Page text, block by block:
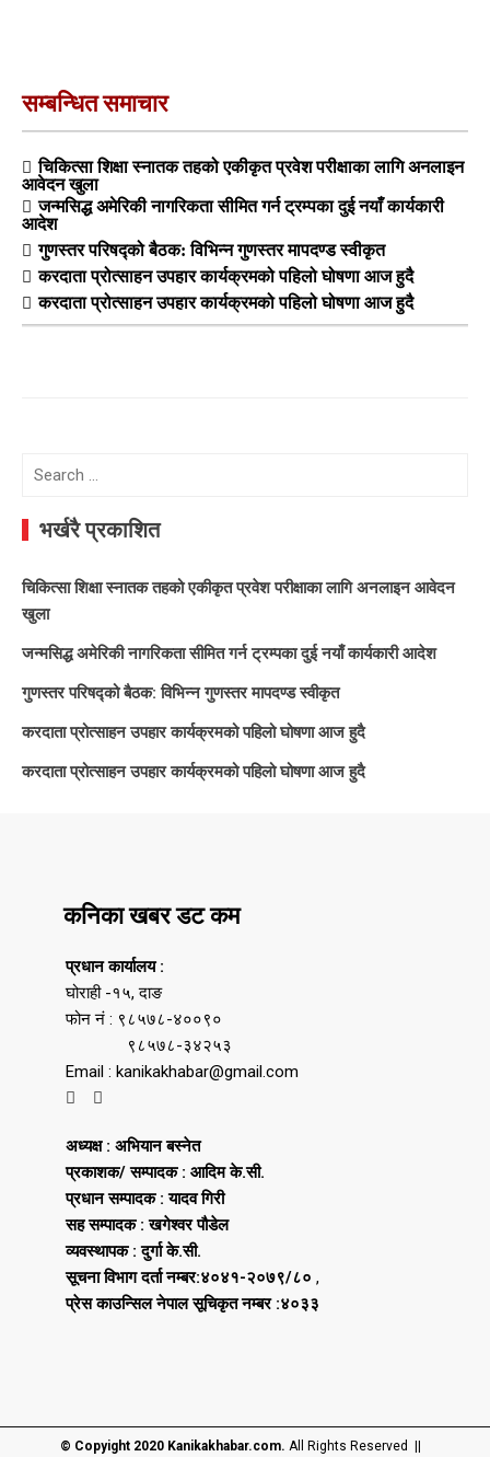
सम्बन्धित समाचार
चिकित्सा शिक्षा स्नातक तहको एकीकृत प्रवेश परीक्षाका लागि अनलाइन
आवेदन खुला
जन्मसिद्ध अमेरिकी नागरिकता सीमित गर्न ट्रम्पका दुई नयाँ कार्यकारी
आदेश
गुणस्तर परिषद्को बैठक: विभिन्न गुणस्तर मापदण्ड स्वीकृत
करदाता प्रोत्साहन उपहार कार्यक्रमको पहिलो घोषणा आज हुदै
करदाता प्रोत्साहन उपहार कार्यक्रमको पहिलो घोषणा आज हुदै
Search
भर्खरै प्रकाशित
चिकित्सा शिक्षा स्नातक तहको एकीकृत प्रवेश परीक्षाका लागि अनलाइन आवेदन
खुला
जन्मसिद्ध अमेरिकी नागरिकता सीमित गर्न ट्रम्पका दुई नयाँ कार्यकारी आदेश
गुणस्तर परिषद्को बैठक: विभिन्न गुणस्तर मापदण्ड स्वीकृत
करदाता प्रोत्साहन उपहार कार्यक्रमको पहिलो घोषणा आज हुदै
करदाता प्रोत्साहन उपहार कार्यक्रमको पहिलो घोषणा आज हुदै
कनिका खबर डट कम
प्रधान कार्यालय :
घोराही -१५, दाङ
फोन नं : ९८५७८-४००९०
९८५७८-३४२५३
Email : kanikakhabar@gmail.com
अध्यक्ष : अभियान बस्नेत
प्रकाशक/ सम्पादक : आदिम के.सी.
प्रधान सम्पादक : यादव गिरी
सह सम्पादक : खगेश्वर पौडेल
व्यवस्थापक : दुर्गा के.सी.
सूचना विभाग दर्ता नम्बर:४०४१-२०७९/८० ,
प्रेस काउन्सिल नेपाल सूचिकृत नम्बर :४०३३
© Copyight 2020 Kanikakhabar.com. All Rights Reserved ||